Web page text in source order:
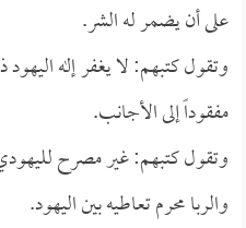
على أن يضمر له الشر.
وتقول كتبهم: لا يغفر إله
مفقوداً إلى الأجانب.
وتقول كتبهم: غير مصرح
والربا محرم تعاطيه بين اليهود.